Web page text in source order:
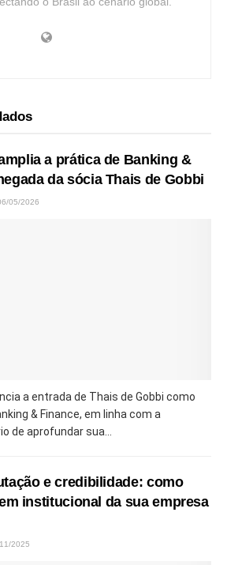
a prática de Banking &
da sócia Thais de Gobbi
05/2026
a entrada de Thais de Gobbi como
& Finance, em linha com a
de aprofundar sua...
e credibilidade: como
institucional da sua empresa
2025